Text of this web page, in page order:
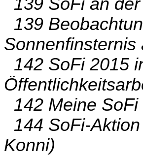
139 SoFi an
139
142 SoFi 2015
142 Meine
144 SoFi-
Konni)